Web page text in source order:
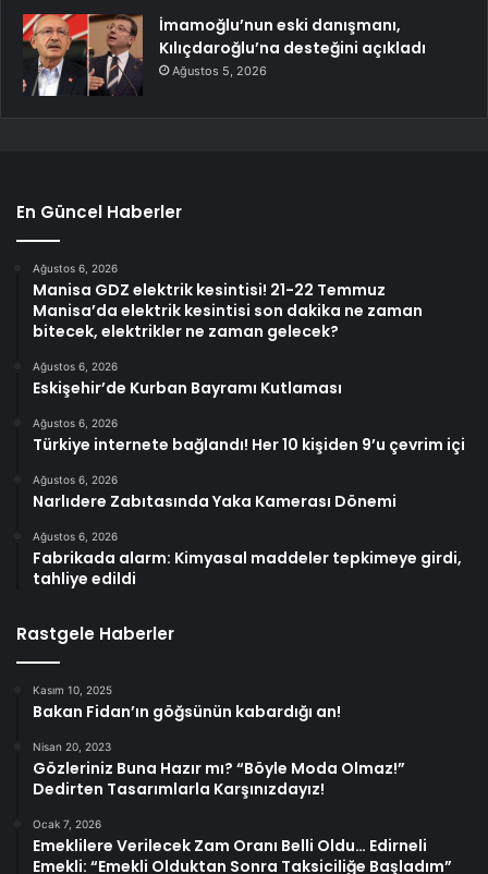
İmamoğlu’nun eski danışmanı,
Kılıçdaroğlu’na desteğini açıkladı
Ağustos 5, 2026
En Güncel Haberler
Ağustos 6, 2026
Manisa GDZ elektrik kesintisi! 21-22 Temmuz
Manisa’da elektrik kesintisi son dakika ne zaman
bitecek, elektrikler ne zaman gelecek?
Ağustos 6, 2026
Eskişehir’de Kurban Bayramı Kutlaması
Ağustos 6, 2026
Türkiye internete bağlandı! Her 10 kişiden 9’u çevrim içi
Ağustos 6, 2026
Narlıdere Zabıtasında Yaka Kamerası Dönemi
Ağustos 6, 2026
Fabrikada alarm: Kimyasal maddeler tepkimeye girdi,
tahliye edildi
Rastgele Haberler
Kasım 10, 2025
Bakan Fidan’ın göğsünün kabardığı an!
Nisan 20, 2023
Gözleriniz Buna Hazır mı? “Böyle Moda Olmaz!”
Dedirten Tasarımlarla Karşınızdayız!
Ocak 7, 2026
Emeklilere Verilecek Zam Oranı Belli Oldu… Edirneli
Emekli: “Emekli Olduktan Sonra Taksiciliğe Başladım”